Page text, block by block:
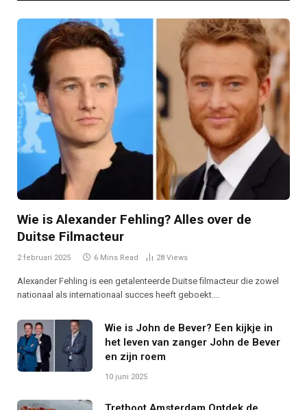
Wie is Alexander Fehling? Alles over de
Duitse Filmacteur
2 februari 2025 6 Mins Read 28 Views
Alexander Fehling is een getalenteerde Duitse filmacteur die zowel
nationaal als internationaal succes heeft geboekt.…
Wie is John de Bever? Een kijkje in
het leven van zanger John de Bever
en zijn roem
10 juni 2025